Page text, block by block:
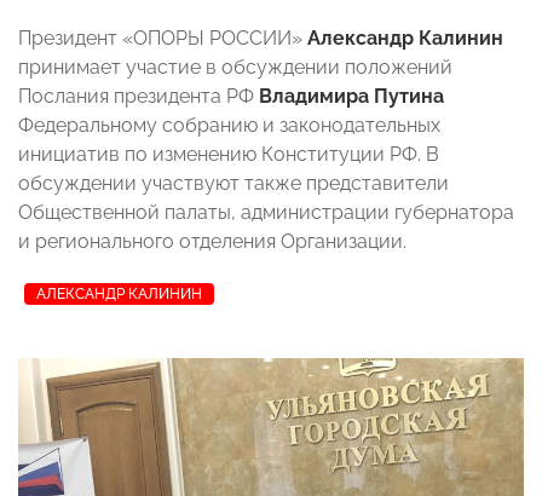
Президент «ОПОРЫ РОССИИ» Александр Калинин
принимает участие в обсуждении положений
Послания президента РФ Владимира Путина
Федеральному собранию и законодательных
инициатив по изменению Конституции РФ. В
обсуждении участвуют также представители
Общественной палаты, администрации губернатора
и регионального отделения Организации.
АЛЕКСАНДР КАЛИНИН